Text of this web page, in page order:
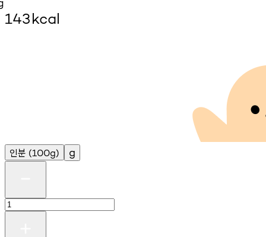
143kcal
인분 (100g) g